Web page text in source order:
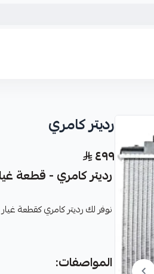
رديتر كامري
٤٩٩
رديتر كامري - قطعة
نوفر لك رديتر كامري كقطعة
المواصفات: